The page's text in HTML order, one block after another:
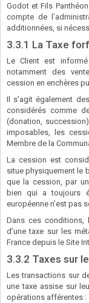
Godot et Fils
compte de
additionnées, si
3.3.1 La Taxe
Le Client est
notamment des
cession en enchères
Il s’agit également
considérés comme
(donation,
imposables, les
Membre de la
La cession est
situe physiquement le
que la cession, par
bien qui a toujours
européenne n’est pas
Dans ces conditions,
d’une taxe sur les
France depuis le Site
3.3.2 Taxes sur
Les transactions sur
une taxe assise sur
opérations afférentes :